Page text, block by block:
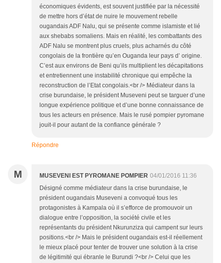
économiques évidents, est souvent justifiée par la nécessité
de mettre hors d’état de nuire le mouvement rebelle
ougandais ADF Nalu, qui se présente comme islamiste et lié
aux shebabs somaliens. Mais en réalité, les combattants des
ADF Nalu se montrent plus cruels, plus acharnés du côté
congolais de la frontière qu’en Ouganda leur pays d’ origine.
C’est aux environs de Beni qu’ils multiplient les décapitations
et entretiennent une instabilité chronique qui empêche la
reconstruction de l’Etat congolais.<br /> Médiateur dans la
crise burundaise, le président Museveni peut se targuer d’une
longue expérience politique et d’une bonne connaissance de
tous les acteurs en présence. Mais le rusé pompier pyromane
jouit-il pour autant de la confiance générale ?
Répondre
M MUSEVENI EST PYROMANE POMPIER 04/01/2016 11:36
Désigné comme médiateur dans la crise burundaise, le
président ougandais Museveni a convoqué tous les
protagonistes à Kampala où il s’efforce de promouvoir un
dialogue entre l’opposition, la société civile et les
représentants du président Nkurunziza qui campent sur leurs
positions.<br /> Mais le président ougandais est-il réellement
le mieux placé pour tenter de trouver une solution à la crise
de légitimité qui ébranle le Burundi ?<br /> Celui que les